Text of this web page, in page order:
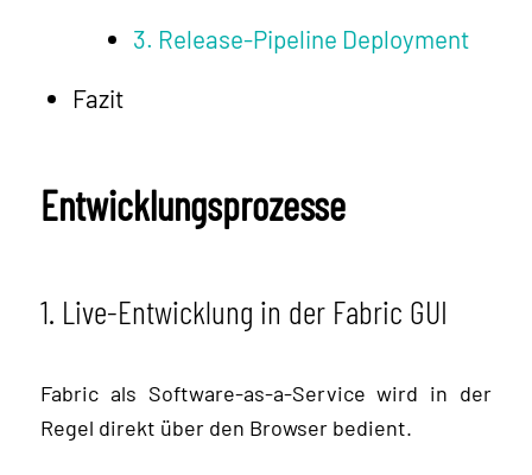
3. Release-Pipeline Deployment
Fazit
Entwicklungsprozesse
1. Live-Entwicklung in der Fabric GUI
Fabric als Software-as-a-Service wird in der
Regel direkt über den Browser bedient.